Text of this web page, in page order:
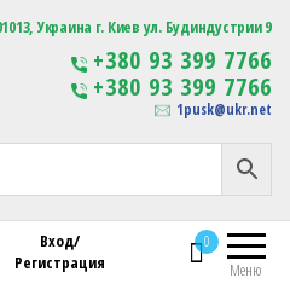
Компания Изготовление
сувенирной продукции
с логотипом
Украина г. Киев ул. Будиндустрии 9
+380 93 399 7766
+380 93 399 7766
1pusk@ukr.net
Меню
0
Вход/
Регистрация